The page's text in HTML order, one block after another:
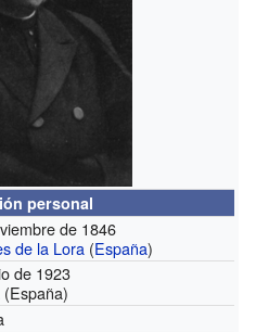
personal
de 1846
de la Lora (España)
de 1923
(España)